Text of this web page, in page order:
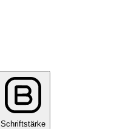
Schriftstärke